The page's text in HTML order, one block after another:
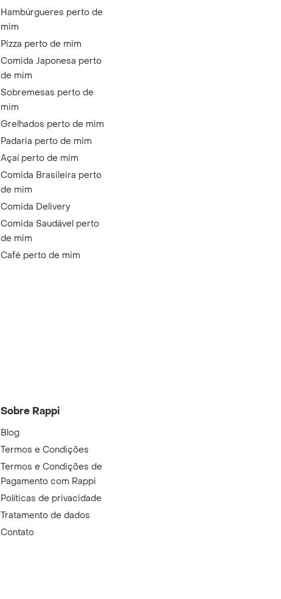
Hambúrgueres perto de
mim
Pizza perto de mim
Comida Japonesa perto
de mim
Sobremesas perto de
mim
Grelhados perto de mim
Padaria perto de mim
Açaí perto de mim
Comida Brasileira perto
de mim
Comida Delivery
Comida Saudável perto
de mim
Café perto de mim
Sobre Rappi
Blog
Termos e Condições
Termos e Condições de
Pagamento com Rappi
Políticas de privacidade
Tratamento de dados
Contato